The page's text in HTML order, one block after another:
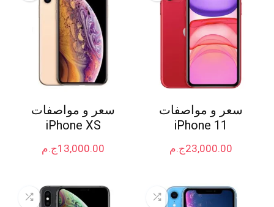
سعر و مواصفات
iPhone 11
ج.م23,000.00
سعر و مواصفات
iPhone XS
ج.م13,000.00